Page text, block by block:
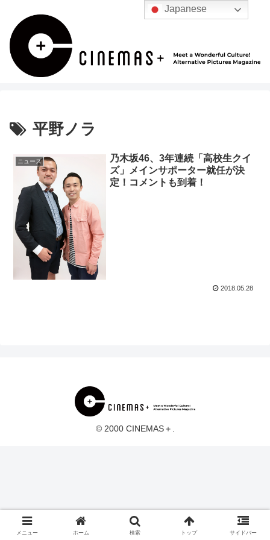
平野ノラ
ニュース
乃木坂46、3年連続「高校生クイ
ズ」メインサポーター就任が決
定！コメントも到着！
2018.05.28
© 2000 CINEMAS＋.
メニュー ホーム 検索 トップ サイドバー
Japanese